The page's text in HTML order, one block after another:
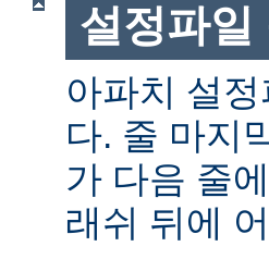
설정파일
아파치 설
다. 줄 마지
가 다음 줄
래쉬 뒤에